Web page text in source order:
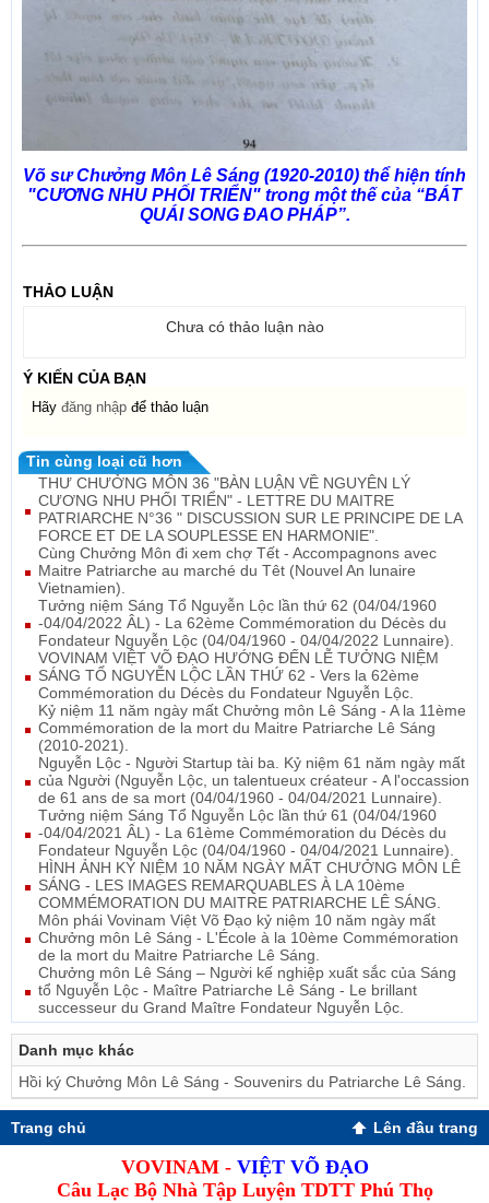
Võ sư Chưởng Môn Lê Sáng (1920-2010) thể hiện tính
"CƯƠNG NHU PHỐI TRIỂN" trong một thế của “BÁT
QUÁI SONG ĐAO PHÁP”.
THẢO LUẬN
Chưa có thảo luận nào
Ý KIẾN CỦA BẠN
Hãy đăng nhập để thảo luận
Tin cùng loại cũ hơn
THƯ CHƯỞNG MÔN 36 "BÀN LUẬN VỀ NGUYÊN LÝ
CƯƠNG NHU PHỐI TRIỂN" - LETTRE DU MAITRE
PATRIARCHE N°36 " DISCUSSION SUR LE PRINCIPE DE LA
FORCE ET DE LA SOUPLESSE EN HARMONIE".
Cùng Chưởng Môn đi xem chợ Tết - Accompagnons avec
Maitre Patriarche au marché du Têt (Nouvel An lunaire
Vietnamien).
Tưởng niệm Sáng Tổ Nguyễn Lộc lần thứ 62 (04/04/1960
-04/04/2022 ÂL) - La 62ème Commémoration du Décès du
Fondateur Nguyễn Lộc (04/04/1960 - 04/04/2022 Lunnaire).
VOVINAM VIỆT VÕ ĐẠO HƯỚNG ĐẾN LỄ TƯỞNG NIỆM
SÁNG TỔ NGUYỄN LỘC LẦN THỨ 62 - Vers la 62ème
Commémoration du Décès du Fondateur Nguyễn Lộc.
Kỷ niệm 11 năm ngày mất Chưởng môn Lê Sáng - A la 11ème
Commémoration de la mort du Maitre Patriarche Lê Sáng
(2010-2021).
Nguyễn Lộc - Người Startup tài ba. Kỷ niệm 61 năm ngày mất
của Người (Nguyễn Lộc, un talentueux créateur - A l'occassion
de 61 ans de sa mort (04/04/1960 - 04/04/2021 Lunnaire).
Tưởng niệm Sáng Tổ Nguyễn Lộc lần thứ 61 (04/04/1960
-04/04/2021 ÂL) - La 61ème Commémoration du Décès du
Fondateur Nguyễn Lộc (04/04/1960 - 04/04/2021 Lunnaire).
HÌNH ẢNH KỶ NIỆM 10 NĂM NGÀY MẤT CHƯỞNG MÔN LÊ
SÁNG - LES IMAGES REMARQUABLES À LA 10ème
COMMÉMORATION DU MAITRE PATRIARCHE LÊ SÁNG.
Môn phái Vovinam Việt Võ Đạo kỷ niệm 10 năm ngày mất
Chưởng môn Lê Sáng - L'École à la 10ème Commémoration
de la mort du Maitre Patriarche Lê Sáng.
Chưởng môn Lê Sáng – Người kế nghiệp xuất sắc của Sáng
tổ Nguyễn Lộc - Maître Patriarche Lê Sáng - Le brillant
successeur du Grand Maître Fondateur Nguyễn Lộc.
Danh mục khác
Hồi ký Chưởng Môn Lê Sáng - Souvenirs du Patriarche Lê Sáng.
Trang chủ Lên đầu trang
VOVINAM -VIỆT VÕ ĐẠO
Câu Lạc Bộ Nhà Tập Luyện TDTT Phú Thọ